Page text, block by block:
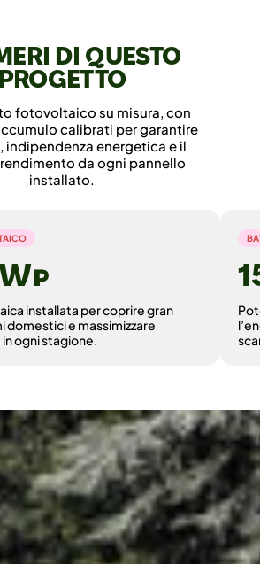
DI QUESTO
PROGETTO
fotovoltaico su misura, con
calibrati per garantire
indipendenza energetica e il
da ogni pannello
installato.
installata per coprire gran
domestici e massimizzare
ogni stagione.
©